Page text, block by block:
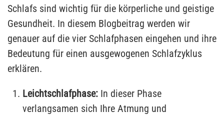
Schlafs sind wichtig für die körperliche und geistige
Gesundheit. In diesem Blogbeitrag werden wir
genauer auf die vier Schlafphasen eingehen und ihre
Bedeutung für einen ausgewogenen Schlafzyklus
erklären.
Leichtschlafphase: In dieser Phase
verlangsamen sich Ihre Atmung und